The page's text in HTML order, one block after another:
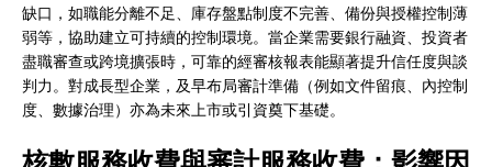
缺口，如職能分離不足、庫存盤點制度不完善、備份與授權控制薄
弱等，協助建立可持續的控制環境。當企業需要銀行融資、投資者
盡職審查或跨境擴張時，可靠的經審核報表能顯著提升信任度與談
判力。對成長型企業，及早布局審計準備（例如文件留痕、內控制
度、數據治理）亦為未來上市或引資奠下基礎。